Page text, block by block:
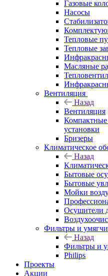
Газовые
Насосы
Тепловые
Тепловые
Масляные
Вентиляция
Назад
Вентиляция
установки
Бризеры
Климатическое
Назад
Бытовые
Бытовые
Мойки
Осушители
Фильтры и
Назад
Фильтры и
Philips
Проекты
Акции